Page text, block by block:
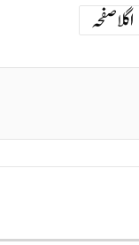
اگلا صفحہ